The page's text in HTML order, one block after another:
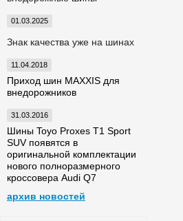
01.03.2025
Знак качества уже на шинах
11.04.2018
Приход шин MAXXIS для
внедорожников
31.03.2016
Шины Toyo Proxes T1 Sport
SUV появятся в
оригинальной комплектации
нового полноразмерного
кроссовера Audi Q7
архив новостей